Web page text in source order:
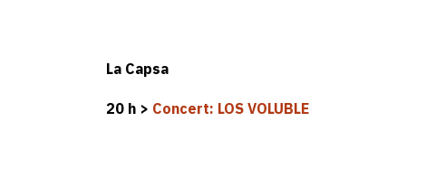
La Capsa
20 h > Concert: LOS VOLUBLE